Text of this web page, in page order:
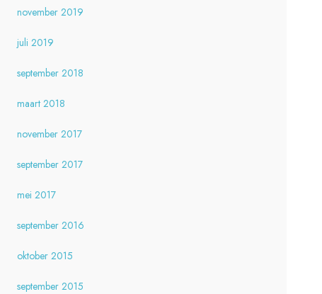
november 2019
juli 2019
september 2018
maart 2018
november 2017
september 2017
mei 2017
september 2016
oktober 2015
september 2015